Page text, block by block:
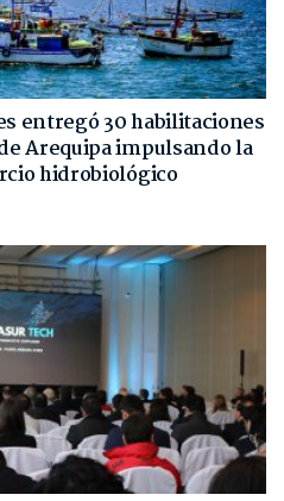
entregó 30 habilitaciones
Arequipa impulsando la
hidrobiológico